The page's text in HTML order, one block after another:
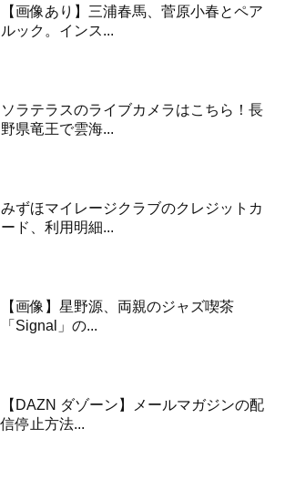
【画像あり】三浦春馬、菅原小春とペア
ルック。インス...
ソラテラスのライブカメラはこちら！長
野県竜王で雲海...
みずほマイレージクラブのクレジットカ
ード、利用明細...
【画像】星野源、両親のジャズ喫茶
「Signal」の...
【DAZN ダゾーン】メールマガジンの配
信停止方法...